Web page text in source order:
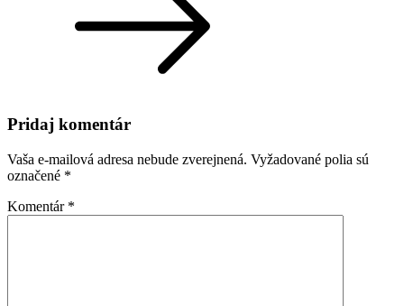
Pridaj komentár
Vaša e-mailová adresa nebude zverejnená. Vyžadované polia sú
označené *
Komentár *